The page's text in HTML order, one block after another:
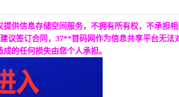
供信息存储空间服务，不拥有所有权，不承担
议签订合同，37**首码网作为信息共享平台无
的任何损失由您个人承担。